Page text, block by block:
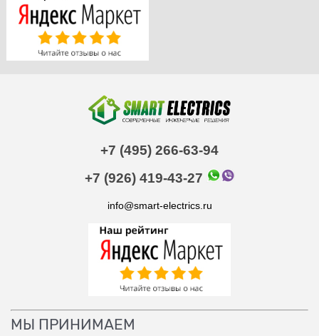
+7 (495) 266-63-94
+7 (926) 419-43-27
info@smart-electrics.ru
МЫ ПРИНИМАЕМ